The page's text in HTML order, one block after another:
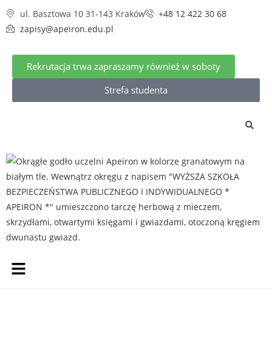
ul. Basztowa 10 31-143 Kraków
+48 12 422 30 68
zapisy@apeiron.edu.pl
Rekrutacja trwa zapraszamy również w soboty
Strefa studenta